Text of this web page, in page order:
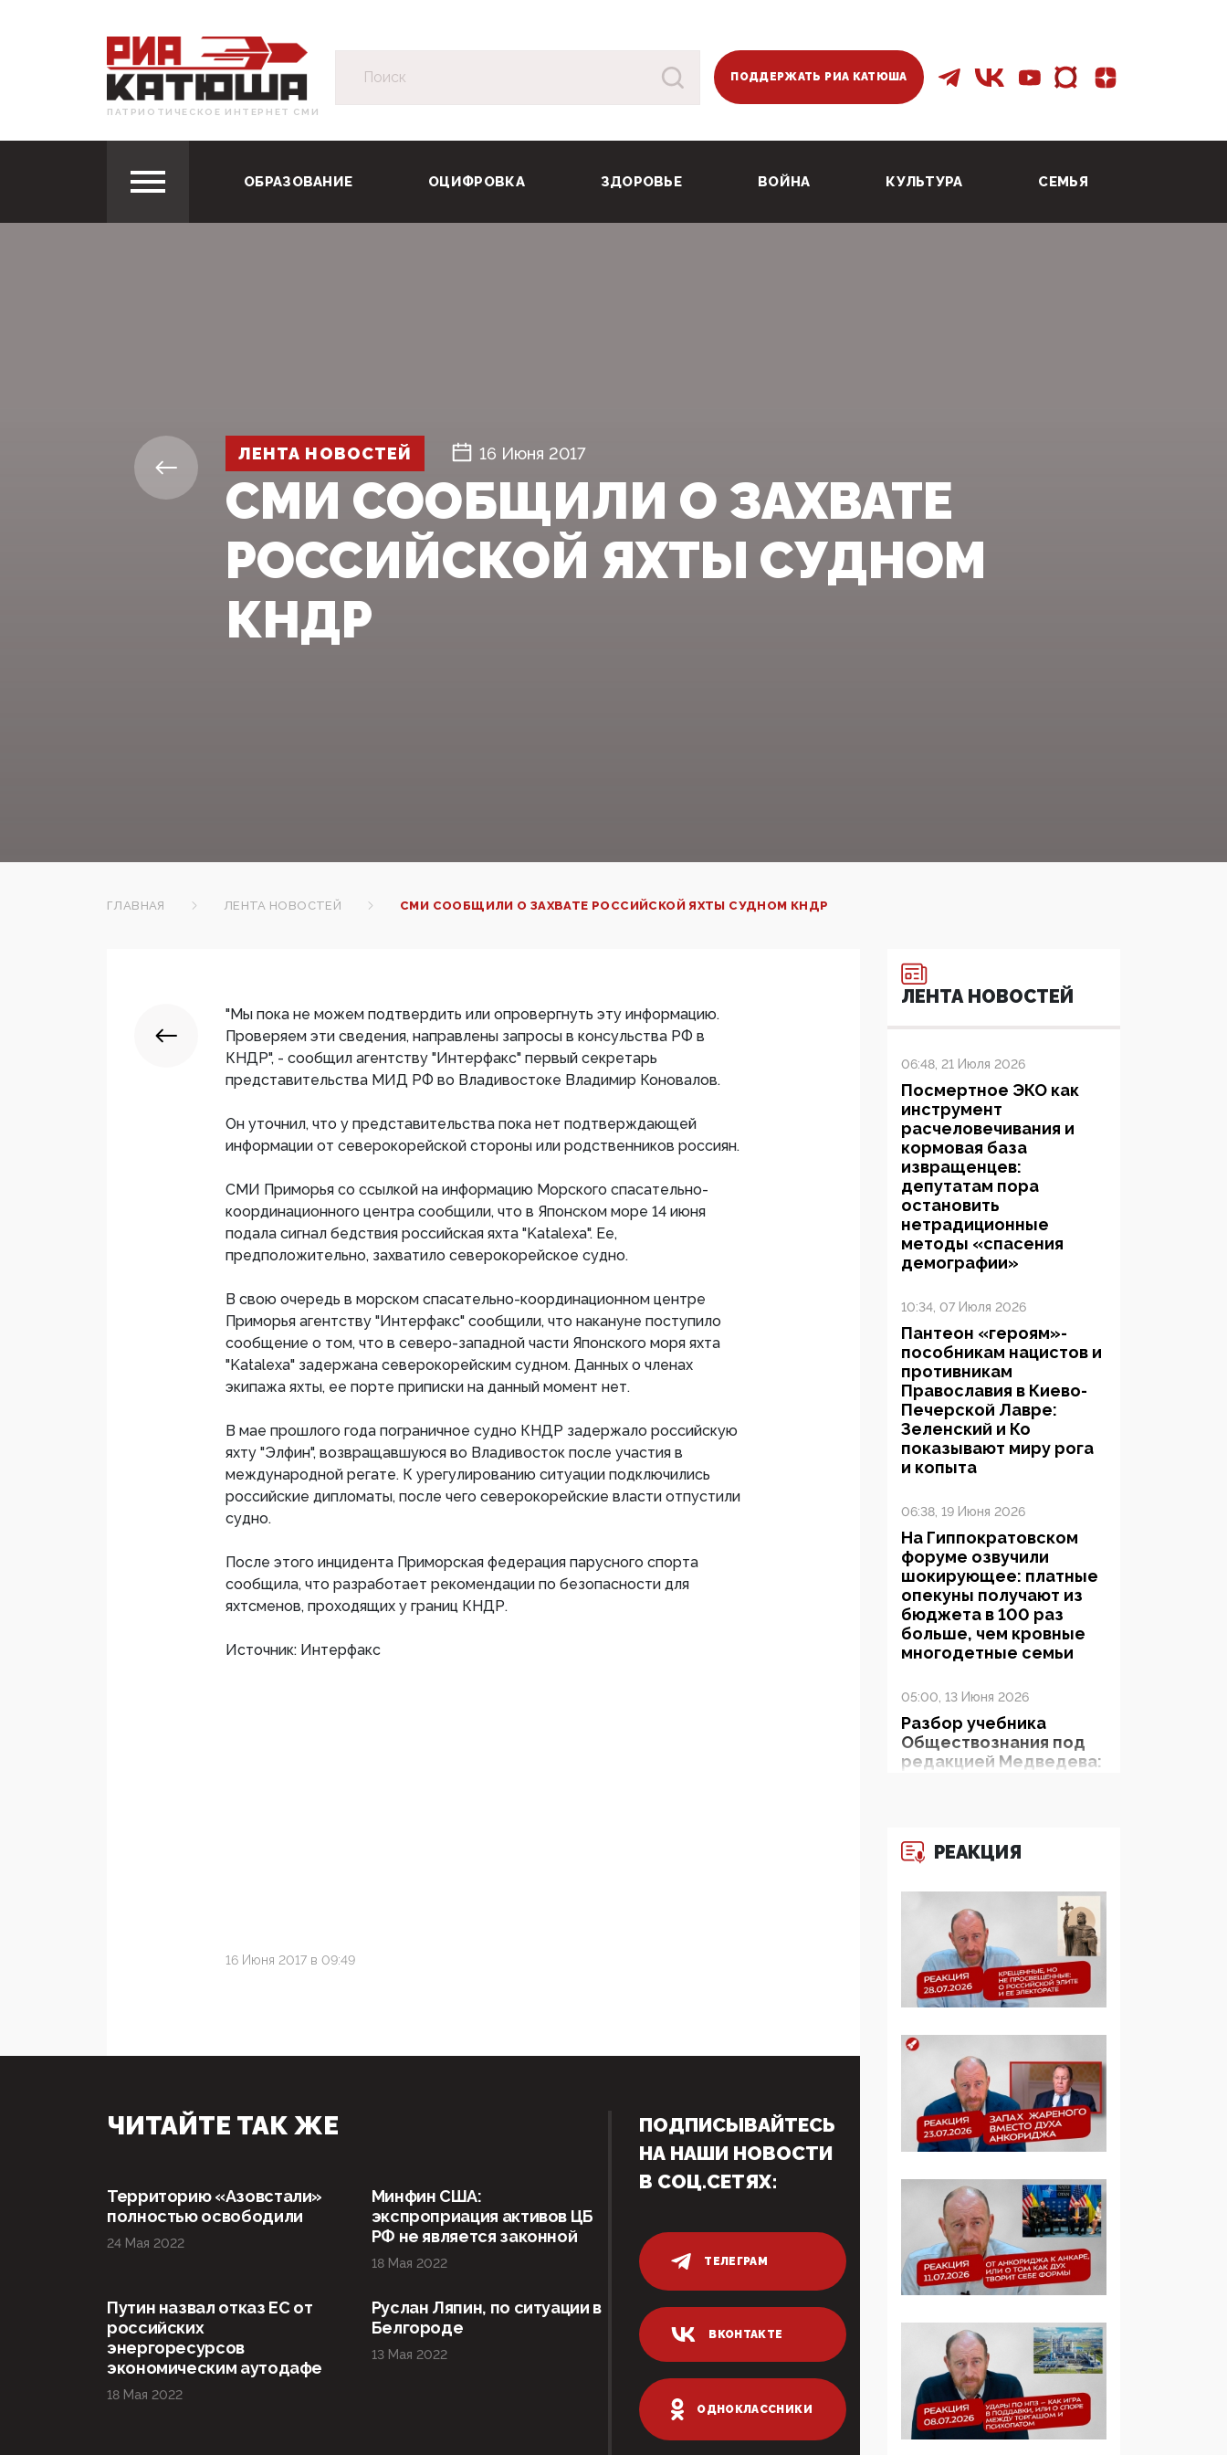
ПАТРИОТИЧЕСКОЕ ИНТЕРНЕТ СМИ
ПОДДЕРЖАТЬ РИА КАТЮША
ОБРАЗОВАНИЕ ОЦИФРОВКА ЗДОРОВЬЕ ВОЙНА КУЛЬТУРА СЕМЬЯ
ЛЕНТА НОВОСТЕЙ 16 Июня 2017
СМИ СООБЩИЛИ О ЗАХВАТЕ
РОССИЙСКОЙ ЯХТЫ СУДНОМ
КНДР‍
ГЛАВНАЯ ЛЕНТА НОВОСТЕЙ СМИ СООБЩИЛИ О ЗАХВАТЕ РОССИЙСКОЙ ЯХТЫ СУДНОМ КНДР‍
"Мы пока не можем подтвердить или опровергнуть эту информацию.
Проверяем эти сведения, направлены запросы в консульства РФ в
КНДР", - сообщил агентству "Интерфакс" первый секретарь
представительства МИД РФ во Владивостоке Владимир Коновалов.
Он уточнил, что у представительства пока нет подтверждающей
информации от северокорейской стороны или родственников россиян.
СМИ Приморья со ссылкой на информацию Морского спасательно-
координационного центра сообщили, что в Японском море 14 июня
подала сигнал бедствия российская яхта "Katalexa". Ее,
предположительно, захватило северокорейское судно.
В свою очередь в морском спасательно-координационном центре
Приморья агентству "Интерфакс" сообщили, что накануне поступило
сообщение о том, что в северо-западной части Японского моря яхта
"Katalexa" задержана северокорейским судном. Данных о членах
экипажа яхты, ее порте приписки на данный момент нет.
В мае прошлого года пограничное судно КНДР задержало российскую
яхту "Элфин", возвращавшуюся во Владивосток после участия в
международной регате. К урегулированию ситуации подключились
российские дипломаты, после чего северокорейские власти отпустили
судно.
После этого инцидента Приморская федерация парусного спорта
сообщила, что разработает рекомендации по безопасности для
яхтсменов, проходящих у границ КНДР.
Источник: Интерфакс
16 Июня 2017 в 09:49
ЛЕНТА НОВОСТЕЙ
06:48, 21 Июля 2026
Посмертное ЭКО как
инструмент
расчеловечивания и
кормовая база
извращенцев:
депутатам пора
остановить
нетрадиционные
методы «спасения
демографии»
10:34, 07 Июля 2026
Пантеон «героям»-
пособникам нацистов и
противникам
Православия в Киево-
Печерской Лавре:
Зеленский и Ко
показывают миру рога
и копыта
06:38, 19 Июня 2026
На Гиппократовском
форуме озвучили
шокирующее: платные
опекуны получают из
бюджета в 100 раз
больше, чем кровные
многодетные семьи
05:00, 13 Июня 2026
Разбор учебника
Обществознания под
редакцией Медведева:
двоемыслия
Прокуратура наконец
увидела
экстремистскую
деятельность ИИТО
ЮНЕСКО в России, но
цифроглобалисты
определять повестку в
образовании
09:43, 01 Июня 2026
5G за счет здоровья
граждан: Минцифры
регионов и
муниципалитетов право
защищать жилые дома
и социальные объекты
от ЭМИ
Роскомнадзор
освободили от борца с
деструктивным и
опасным контентом
07:39, 25 Мая 2026
РЕАКЦИЯ
ЧИТАЙТЕ ТАК ЖЕ
Территорию «Азовстали»
полностью освободили
24 Мая 2022
Минфин США:
экспроприация активов ЦБ
РФ не является законной
18 Мая 2022
Путин назвал отказ ЕС от
российских
энергоресурсов
экономическим аутодафе
18 Мая 2022
Руслан Ляпин, по ситуации в
Белгороде
13 Мая 2022
ПОДПИСЫВАЙТЕСЬ
НА НАШИ НОВОСТИ
В СОЦ.СЕТЯХ:
ТЕЛЕГРАМ
ВКОНТАКТЕ
ОДНОКЛАССНИКИ